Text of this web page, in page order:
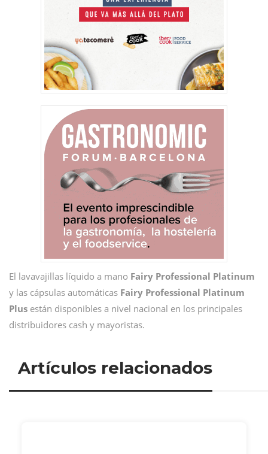
El lavavajillas líquido a mano Fairy Professional Platinum
y las cápsulas automáticas Fairy Professional Platinum
Plus están disponibles a nivel nacional en los principales
distribuidores cash y mayoristas.
Artículos relacionados